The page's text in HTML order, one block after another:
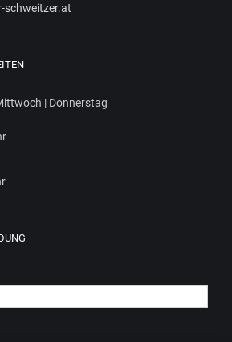
schweitzer.at
| Donnerstag